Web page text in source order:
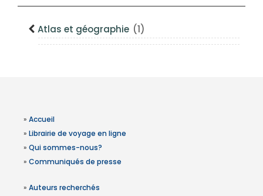
Atlas et géographie (1)
» Accueil
» Librairie de voyage en ligne
» Qui sommes-nous?
» Communiqués de presse
» Auteurs recherchés